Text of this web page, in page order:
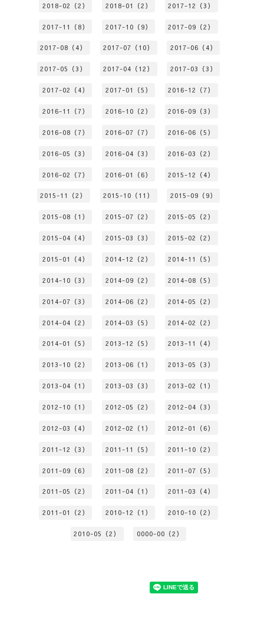
2018-02（2） 2018-01（2） 2017-12（3）
2017-11（8） 2017-10（9） 2017-09（2）
2017-08（4） 2017-07（10） 2017-06（4）
2017-05（3） 2017-04（12） 2017-03（3）
2017-02（4） 2017-01（5） 2016-12（7）
2016-11（7） 2016-10（2） 2016-09（3）
2016-08（7） 2016-07（7） 2016-06（5）
2016-05（3） 2016-04（3） 2016-03（2）
2016-02（7） 2016-01（6） 2015-12（4）
2015-11（2） 2015-10（11） 2015-09（9）
2015-08（1） 2015-07（2） 2015-05（2）
2015-04（4） 2015-03（3） 2015-02（2）
2015-01（4） 2014-12（2） 2014-11（5）
2014-10（3） 2014-09（2） 2014-08（5）
2014-07（3） 2014-06（2） 2014-05（2）
2014-04（2） 2014-03（5） 2014-02（2）
2014-01（5） 2013-12（5） 2013-11（4）
2013-10（2） 2013-06（1） 2013-05（3）
2013-04（1） 2013-03（3） 2013-02（1）
2012-10（1） 2012-05（2） 2012-04（3）
2012-03（4） 2012-02（1） 2012-01（6）
2011-12（3） 2011-11（5） 2011-10（2）
2011-09（6） 2011-08（2） 2011-07（5）
2011-05（2） 2011-04（1） 2011-03（4）
2011-01（2） 2010-12（1） 2010-10（2）
2010-05（2） 0000-00（2）